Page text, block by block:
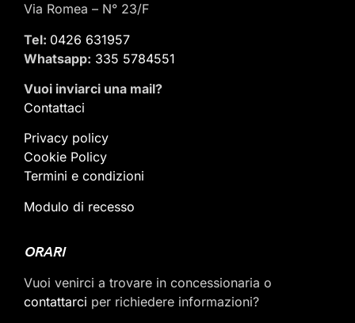
Via Romea – N° 23/F
Tel: 0426 631957
Whatsapp: 335 5784551
Vuoi inviarci una mail?
Contattaci
Privacy policy
Cookie Policy
Termini e condizioni
Modulo di recesso
ORARI
Vuoi venirci a trovare in concessionaria o
contattarci per richiedere informazioni?